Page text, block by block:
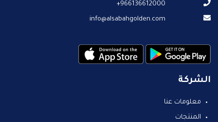
966136612000+
info@alsabahgolden.com
الشركة
معلومات عنا
المنتجات